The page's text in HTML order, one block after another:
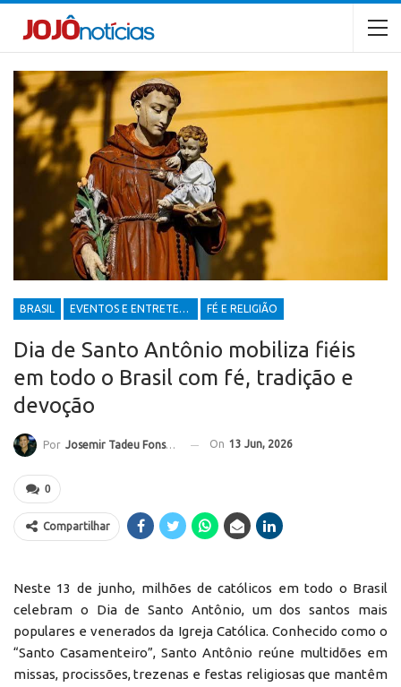
BRASIL EVENTOS E ENTRETENIMENTOS FÉ E RELIGIÃO
Dia de Santo Antônio mobiliza fiéis
em todo o Brasil com fé, tradição e
devoção
Por Josemir Tadeu Fonseca On 13 Jun, 2026
0
Compartilhar
Neste 13 de junho, milhões de católicos em todo o Brasil
celebram o Dia de Santo Antônio, um dos santos mais
populares e venerados da Igreja Católica. Conhecido como o
“Santo Casamenteiro”, Santo Antônio reúne multidões em
missas, procissões, trezenas e festas religiosas que mantêm